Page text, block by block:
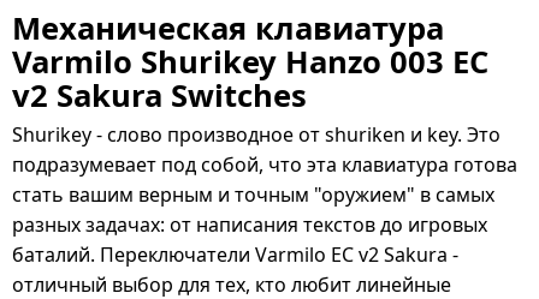
Механическая клавиатура
Varmilo Shurikey Hanzo 003 EC
v2 Sakura Switches
Shurikey - слово производное от shuriken и key. Это
подразумевает под собой, что эта клавиатура готова
стать вашим верным и точным "оружием" в самых
разных задачах: от написания текстов до игровых
баталий. Переключатели Varmilo EC v2 Sakura -
отличный выбор для тех, кто любит линейные